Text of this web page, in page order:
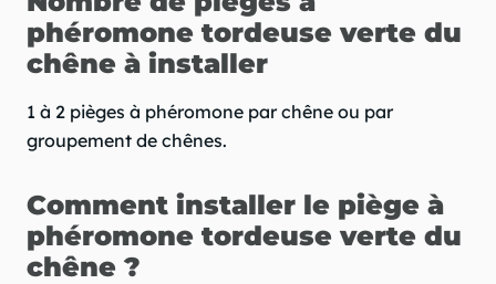
phéromone tordeuse verte du
chêne à installer
1 à 2 pièges à phéromone par chêne ou par
groupement de chênes.
Comment installer le piège à
phéromone tordeuse verte du
chêne ?